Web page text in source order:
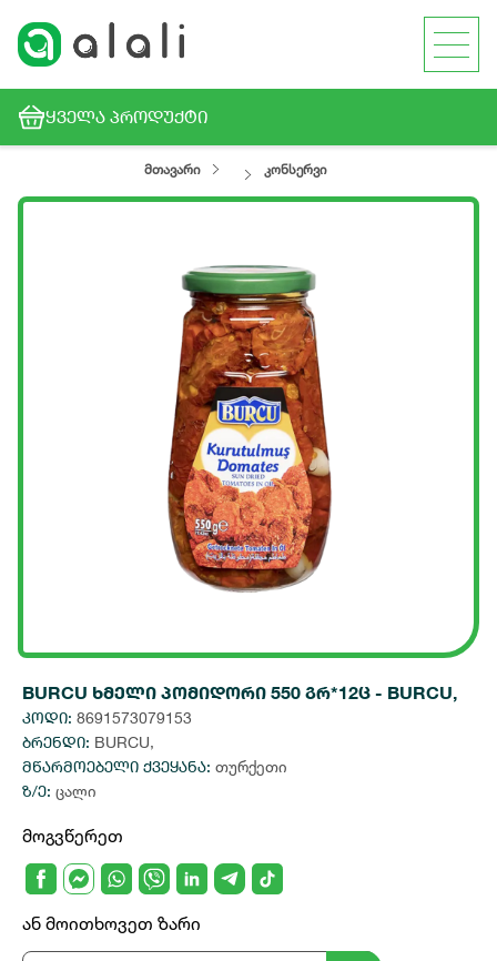
ᲧᲕᲔᲚᲐ ᲞᲠᲝᲓᲣᲥᲢᲘ
მთავარი კონსერვი
BURCU ხმელი პომიდორი 550 გრ*12ც - BURCU,
კოდი: 8691573079153
ბრენდი: BURCU,
მწარმოებელი ქვეყანა: თურქეთი
ზ/ე: ცალი
მოგვწერეთ
ან მოითხოვეთ ზარი